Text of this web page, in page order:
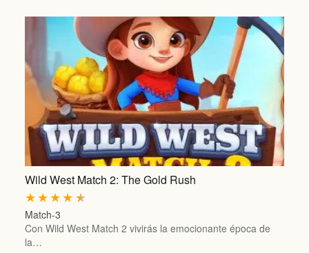
Wild West Match 2: The Gold Rush
★
★
★
★
★
Match-3
Con Wild West Match 2 vivirás la emocionante época de
la…